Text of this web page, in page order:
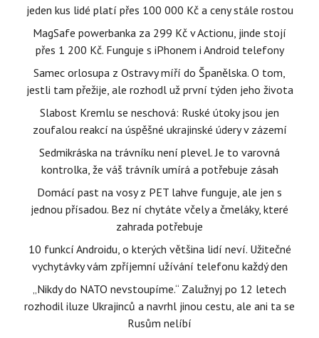
jeden kus lidé platí přes 100 000 Kč a ceny stále rostou
MagSafe powerbanka za 299 Kč v Actionu, jinde stojí
přes 1 200 Kč. Funguje s iPhonem i Android telefony
Samec orlosupa z Ostravy míří do Španělska. O tom,
jestli tam přežije, ale rozhodl už první týden jeho života
Slabost Kremlu se neschová: Ruské útoky jsou jen
zoufalou reakcí na úspěšné ukrajinské údery v zázemí
Sedmikráska na trávníku není plevel. Je to varovná
kontrolka, že váš trávník umírá a potřebuje zásah
Domácí past na vosy z PET lahve funguje, ale jen s
jednou přísadou. Bez ní chytáte včely a čmeláky, které
zahrada potřebuje
10 funkcí Androidu, o kterých většina lidí neví. Užitečné
vychytávky vám zpříjemní užívání telefonu každý den
„Nikdy do NATO nevstoupíme.“ Zalužnyj po 12 letech
rozhodil iluze Ukrajinců a navrhl jinou cestu, ale ani ta se
Rusům nelíbí